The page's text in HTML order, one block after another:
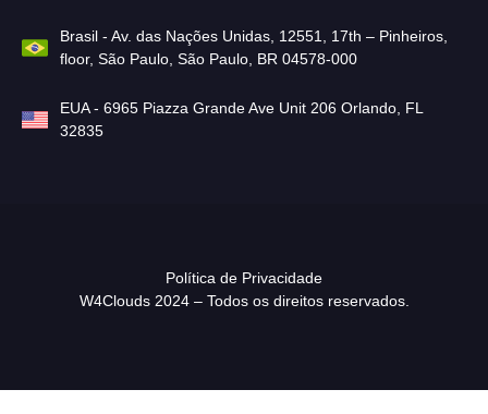
Brasil - Av. das Nações Unidas, 12551, 17th – Pinheiros,
floor, São Paulo, São Paulo, BR 04578-000
EUA - 6965 Piazza Grande Ave Unit 206 Orlando, FL
32835
W4Clouds 2024 – Todos os direitos reservados.
Política de Privacidade